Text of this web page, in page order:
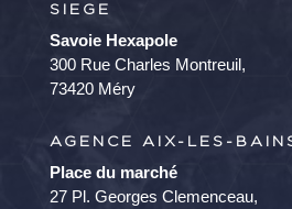
SIEGE
Savoie Hexapole
300 Rue Charles Montreuil,
73420 Méry
AGENCE AIX-LES-
Place du marché
27 Pl. Georges Clemenceau,